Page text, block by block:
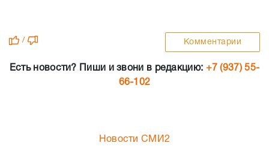
/ Комментарии
Есть новости? Пиши и звони в редакцию: +7 (937) 55-
66-102
Новости СМИ2